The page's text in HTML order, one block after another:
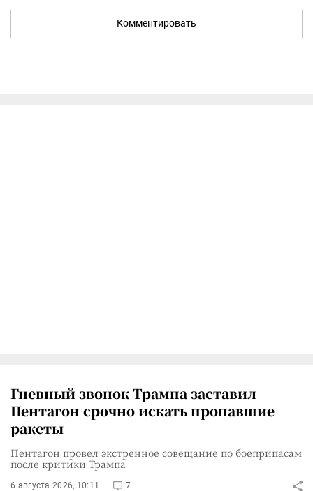
Комментировать
Гневный звонок Трампа заставил
Пентагон срочно искать пропавшие
ракеты
Пентагон провел экстренное совещание по боеприпасам
после критики Трампа
6 августа 2026, 10:11 7